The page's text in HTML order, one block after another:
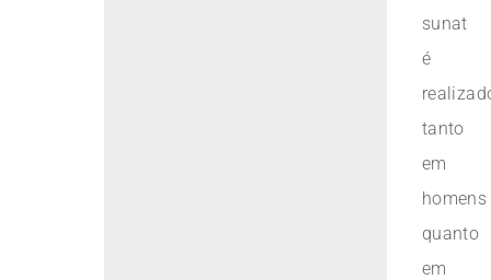
sunat
é
tanto
em
homens
quanto
em